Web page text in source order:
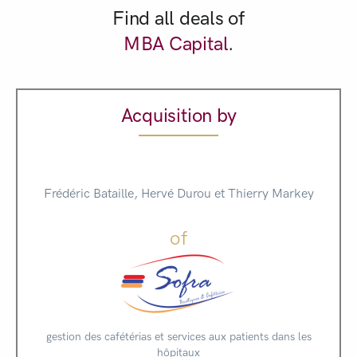
Find all deals of
MBA Capital.
Acquisition by
Frédéric Bataille, Hervé Durou et Thierry Markey
of
gestion des cafétérias et services aux patients dans les
hôpitaux